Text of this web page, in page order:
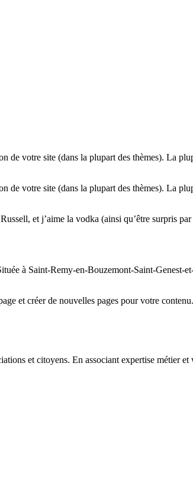
de votre site (dans la plupart des thèmes). La
de votre site (dans la plupart des thèmes). La
et j’aime la vodka (ainsi qu’être surpris
à Saint-Remy-en-Bouzemont-Saint-Genest-
et créer de nouvelles pages pour votre
et citoyens. En associant expertise métier